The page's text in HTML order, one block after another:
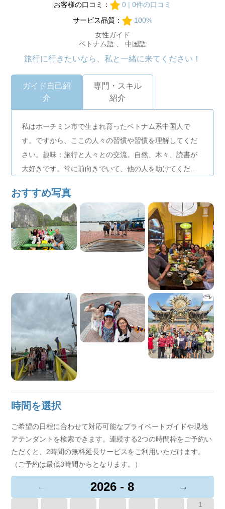
お客様の口コミ：
0 | 0件の口コミ
サービス品質：
100%
女性ガイド
ベトナム語 、 中国語
旅行に行きたいなら、私と一緒に来てください！
ガイド自己紹
介
専門・スキル
紹介
私はホーチミン市で生まれ育ったベトナム系中国人で
す。ですから、ここの人々の習慣や習慣を理解してくだ
さい。趣味：旅行と人々との交流。自然、木々、読書が
大好きです。常に前向きでいて、他の人を助けてくださ
ド資格を持っています。 10 人のグループ ツアーをハノ
イ、ハロン、長安、ダナン、フエ、フーコック島、ダラ
ット、ムイネー、メコン川へご案内します。
おすすめ写真
時間を選択
ご希望の日程に合わせて対応可能なプライベートガイドや現地
アテンダントを検索できます。連続する2つの時間枠をご予約い
ただくと、2時間の無料延長サービスをご利用いただけます。
（ご予約は最低3時間からとなります。）
← 2026 - 8 →
1